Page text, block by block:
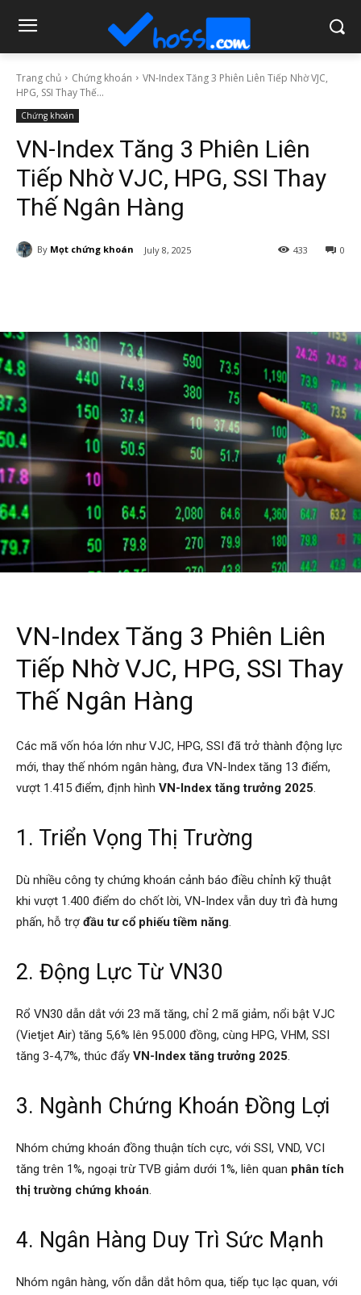
Trang chủ Chứng khoán
VN-Index Tăng 3 Phiên Liên Tiếp Nhờ VJC,
HPG, SSI Thay Thế...
Chứng khoán
VN-Index Tăng 3 Phiên Liên
Tiếp Nhờ VJC, HPG, SSI Thay
Thế Ngân Hàng
By Mọt chứng khoán July 8, 2025 0
433
VN-Index Tăng 3 Phiên Liên
Tiếp Nhờ VJC, HPG, SSI Thay
Thế Ngân Hàng
Các mã vốn hóa lớn như VJC, HPG, SSI đã trở thành động lực
mới, thay thế nhóm ngân hàng, đưa VN-Index tăng 13 điểm,
vượt 1.415 điểm, định hình VN-Index tăng trưởng 2025.
1. Triển Vọng Thị Trường
Dù nhiều công ty chứng khoán cảnh báo điều chỉnh kỹ thuật
khi vượt 1.400 điểm do chốt lời, VN-Index vẫn duy trì đà hưng
phấn, hỗ trợ đầu tư cổ phiếu tiềm năng.
2. Động Lực Từ VN30
Rổ VN30 dẫn dắt với 23 mã tăng, chỉ 2 mã giảm, nổi bật VJC
(Vietjet Air) tăng 5,6% lên 95.000 đồng, cùng HPG, VHM, SSI
tăng 3-4,7%, thúc đẩy VN-Index tăng trưởng 2025.
3. Ngành Chứng Khoán Đồng Lợi
Nhóm chứng khoán đồng thuận tích cực, với SSI, VND, VCI
tăng trên 1%, ngoại trừ TVB giảm dưới 1%, liên quan phân tích
thị trường chứng khoán.
4. Ngân Hàng Duy Trì Sức Mạnh
Nhóm ngân hàng, vốn dẫn dắt hôm qua, tiếp tục lạc quan, với